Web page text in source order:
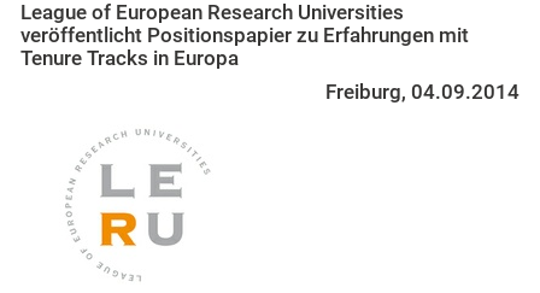
League of European Research Universities
veröffentlicht Positionspapier zu Erfahrungen mit
Tenure Tracks in Europa
Freiburg, 04.09.2014